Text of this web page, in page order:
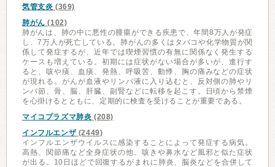
気管支炎 (369)
肺がん (102)
肺がんは、肺の中に悪性の腫瘍ができる疾患で、年間8万人が発症
し、7万人が死亡している。肺がんの多くはタバコや化学物質が関
係して発症するが、近年では喫煙習慣の有無に関係なく発生する
ケースも増えている。初期には症状がない場合が多いが、進行す
ると、咳や痰、血痰、発熱、呼吸苦、動悸、胸の痛みなどの症状
が現れる。がんが血液やリンパ液に入り込むと、反対側の肺やリ
ンパ節、骨、脳、肝臓、副腎などに転移を起こす。日頃から禁煙
を心掛けるとともに、定期的に検査を受けることが重要である。
マイコプラズマ肺炎 (208)
インフルエンザ(2449)
インフルエンザウイルスに感染することによって発症する病気。
高熱、関節痛など全身症状の他、咳きや鼻水など風邪と似た症状
が出る。10日ほどで回復するがまれに肺炎、脳炎などを合併して